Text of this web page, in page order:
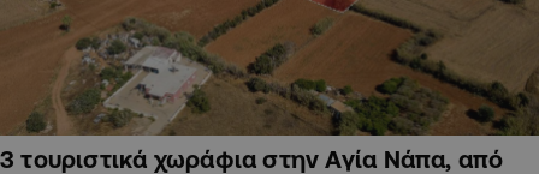
3 τουριστικά χωράφια στην Αγία Νάπα, από